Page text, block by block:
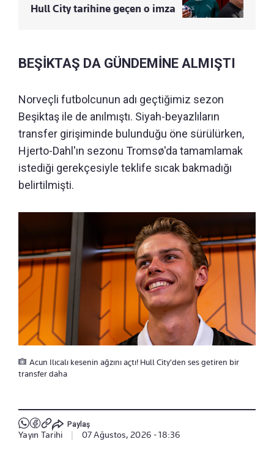
Hull City tarihine geçen o imza
BEŞİKTAŞ DA GÜNDEMİNE ALMIŞTI
Norveçli futbolcunun adı geçtiğimiz sezon
Beşiktaş ile de anılmıştı. Siyah-beyazlıların
transfer girişiminde bulunduğu öne sürülürken,
Hjerto-Dahl'ın sezonu Tromsø'da tamamlamak
istediği gerekçesiyle teklife sıcak bakmadığı
belirtilmişti.
Acun Ilıcalı kesenin ağzını açtı! Hull City'den ses getiren bir
transfer daha
Paylaş
Yayın Tarihi 07 Ağustos, 2026 - 18:36